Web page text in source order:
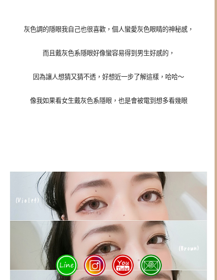
灰色調的隱眼我自己也很喜歡，個人蠻愛灰色眼睛的神秘感，
而且戴灰色系隱眼好像蠻容易得到男生好感的，
因為讓人想猜又猜不透， 好想近一步了解這樣，哈哈～
像我如果看女生戴灰色系隱眼，也是會被電到想多看幾眼